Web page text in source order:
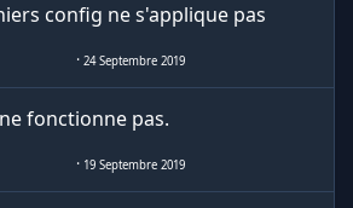
config ne s'applique pas
24 Septembre 2019
fonctionne pas.
19 Septembre 2019